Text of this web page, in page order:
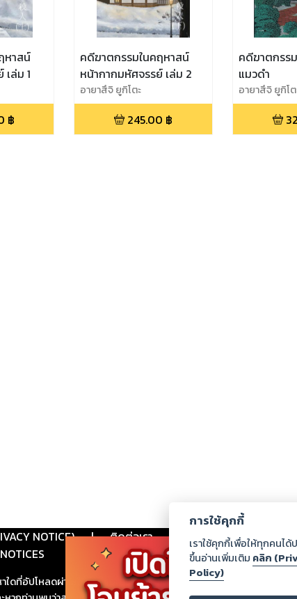
หาสน์
ล่ม 1
฿
คดีฆาตกรรมในคฤหาสน์
หน้ากากมหัศจรรย์ เล่ม 2
อายาสึจิ ยูกิโตะ
245.00 ฿
คดีฆาตกรร
แมวดำ
อายาสึจิ ยูกิโ
NOTICE) | ติดต่อเรา ร่วมงานกับเรา ด
ที่อัปโหลดผ่านเว็บไซต์และปรากฏว่าละเมิดสิทธิในทรัพย์สินทางปัญญา
การใช้คุกกี้
เราใช้คุกกี้เพื่อให้ทุกคนไ
ขึ้นอ่านเพิ่มเติม คลิก
Policy)